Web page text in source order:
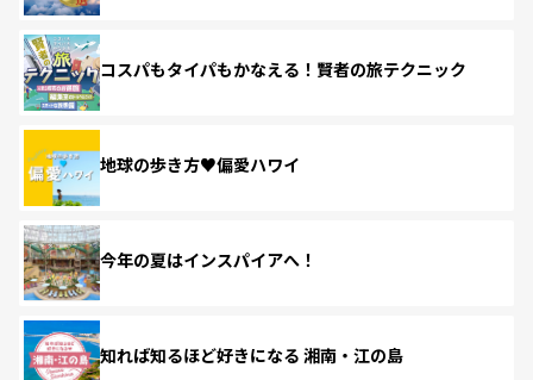
コスパもタイパもかなえる！賢者の旅テクニック
地球の歩き方♥偏愛ハワイ
今年の夏はインスパイアへ！
知れば知るほど好きになる 湘南・江の島